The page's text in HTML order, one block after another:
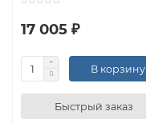
17 005 ₽
В корзину
Быстрый заказ